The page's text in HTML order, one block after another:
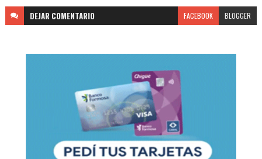
DEJAR COMENTARIO FACEBOOK BLOGGER